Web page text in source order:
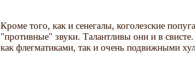
Кроме того, как и сенегалы, коголезские
"противные" звуки. Талантливы они и в
как флегматиками, так и очень подвижными